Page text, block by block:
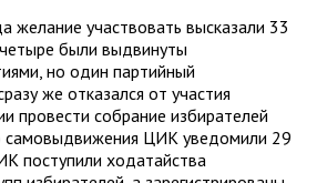
желание участвовать высказали 33
были выдвинуты
но один партийный
же отказался от участия
провести собрание избирателей
самовыдвижения ЦИК уведомили 29
поступили ходатайства